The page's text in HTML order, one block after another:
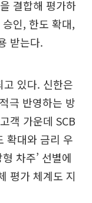
결합해 평가하
인, 한도 확대,
받는다.
있다. 신한은
극 반영하는 방
객 가운데 SCB
확대와 금리 우
차주’ 선별에
평가 체계도 지